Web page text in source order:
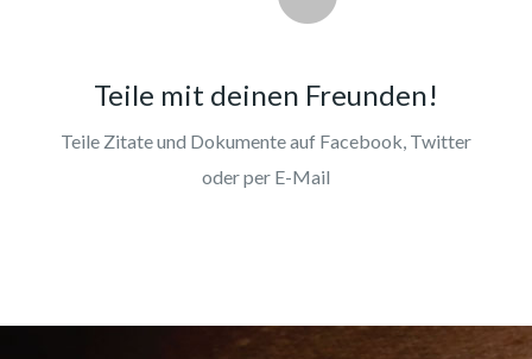
Teile mit deinen Freunden!
Teile Zitate und Dokumente auf Facebook, Twitter
oder per E-Mail